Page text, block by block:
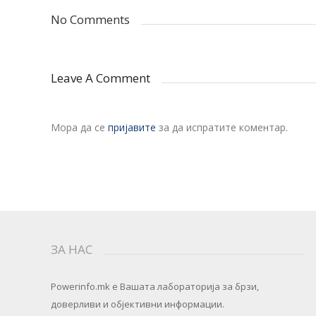
No Comments
Leave A Comment
Мора да се пријавите за да испратите коментар.
ЗА НАС
Powerinfo.mk e Вашата лабораторија за брзи,
доверливи и објективни информации.